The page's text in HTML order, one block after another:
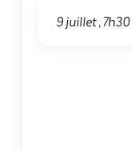
9 juillet , 7h30